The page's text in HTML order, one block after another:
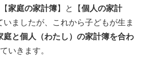
家庭の家計簿】と【個人の家計
いましたが、これから子どもが生ま
庭と個人（わたし）の家計簿を合わ
いきます。